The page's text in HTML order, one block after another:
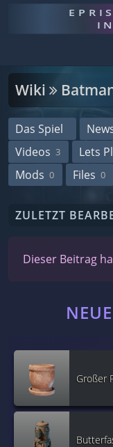
Wiki
Das Spiel
Videos 3 Lets
Mods 0 Files 0
ZULETZT
Dieser Beitrag
Großer